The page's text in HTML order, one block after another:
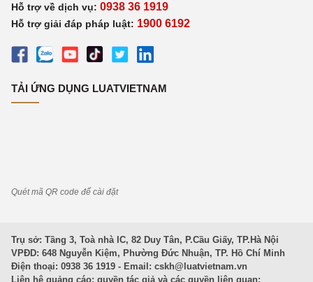
Hỗ trợ về dịch vụ: 0938 36 1919
Hỗ trợ giải đáp pháp luật: 1900 6192
TẢI ỨNG DỤNG LUATVIETNAM
Quét mã QR code để cài đặt
Trụ sở: Tầng 3, Toà nhà IC, 82 Duy Tân, P.Cầu Giấy, TP.Hà Nội
VPĐD: 648 Nguyễn Kiệm, Phường Đức Nhuận, TP. Hồ Chí Minh
Điện thoại: 0938 36 1919 - Email: cskh@luatvietnam.vn
Liên hệ quảng cáo; quyền tác giả và các quyền liên quan: